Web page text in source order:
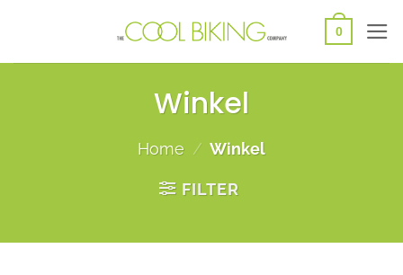
inhoud
0
Winkel
Home / Winkel
FILTER